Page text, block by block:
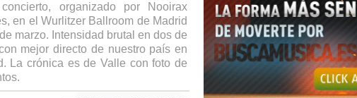
organizado por Nooirax
en el Wurlitzer Ballroom de Madrid
marzo. Intensidad brutal en dos de
mejor directo de nuestro país en
La crónica es de Valle con foto de